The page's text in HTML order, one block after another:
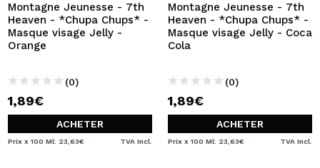
Montagne Jeunesse - 7th
Heaven - *Chupa Chups* -
Masque visage Jelly -
Orange
(0)
1,89€
ACHETER
Prix x 100 Ml: 23,63€ TVA Incl.
Montagne Jeunesse - 7th
Heaven - *Chupa Chups* -
Masque visage Jelly - Coca
Cola
(0)
1,89€
ACHETER
Prix x 100 Ml: 23,63€ TVA Incl.